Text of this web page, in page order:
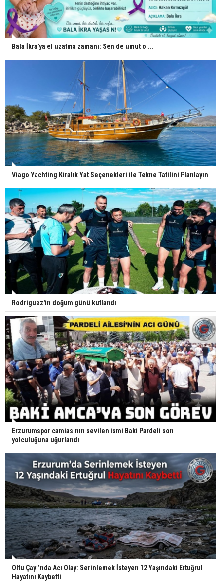
Bala İkra'ya el uzatma zamanı: Sen de umut ol...
Viago Yachting Kiralık Yat Seçenekleri ile Tekne Tatilini Planlayın
Rodriguez'in doğum günü kutlandı
Erzurumspor camiasının sevilen ismi Baki Pardeli son
yolculuğuna uğurlandı
Oltu Çayı’nda Acı Olay: Serinlemek İsteyen 12 Yaşındaki Ertuğrul
Hayatını Kaybetti